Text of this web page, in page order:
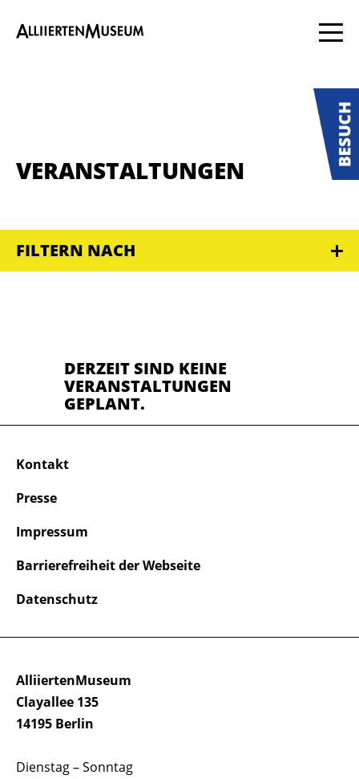
VERANSTALTUNGEN
FILTERN NACH
DERZEIT SIND KEINE
VERANSTALTUNGEN
GEPLANT.
AlliiertenMuseum
Clayallee 135
14195 Berlin
Dienstag – Sonntag
Kontakt
Presse
Impressum
Barrierefreiheit der Webseite
Datenschutz